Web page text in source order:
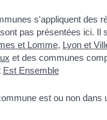
s'appliquent des
pas présentées ici. Il
et Lomme, Lyon et
et des communes
Est Ensemble
est ou non dans